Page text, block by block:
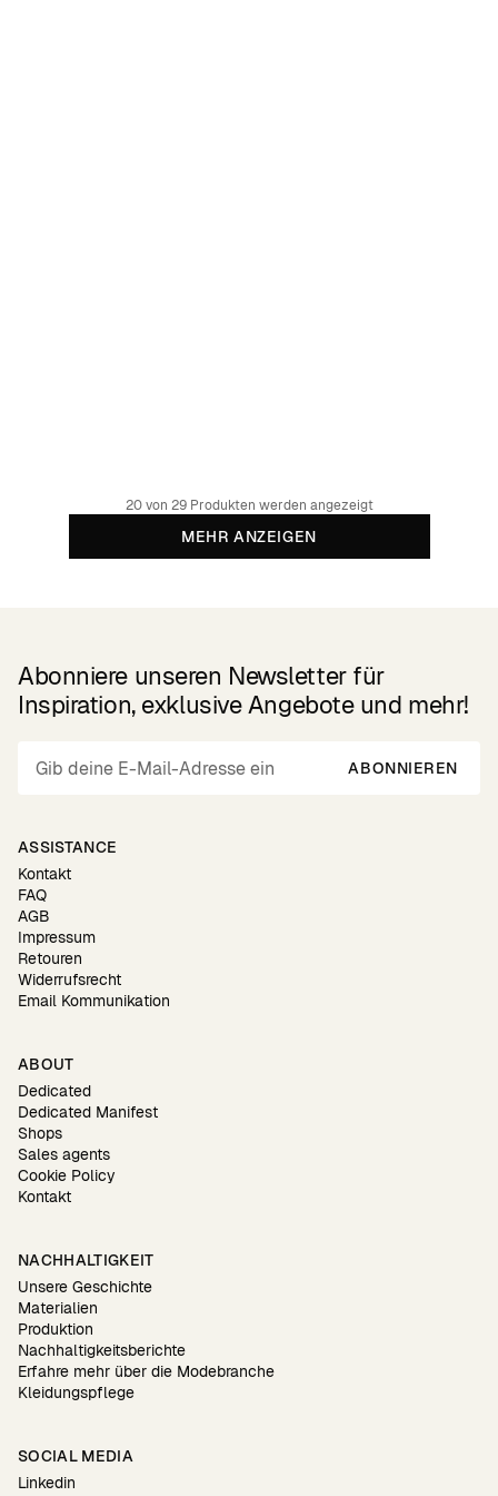
20 von 29 Produkten werden angezeigt
MEHR ANZEIGEN
Abonniere unseren Newsletter für
Inspiration, exklusive Angebote und mehr!
ABONNIEREN
ASSISTANCE
Kontakt
FAQ
AGB
Impressum
Retouren
Widerrufsrecht
Email Kommunikation
ABOUT
Dedicated
Dedicated Manifest
Shops
Sales agents
Cookie Policy
Kontakt
NACHHALTIGKEIT
Unsere Geschichte
Materialien
Produktion
Nachhaltigkeitsberichte
Erfahre mehr über die Modebranche
Kleidungspflege
SOCIAL MEDIA
Linkedin